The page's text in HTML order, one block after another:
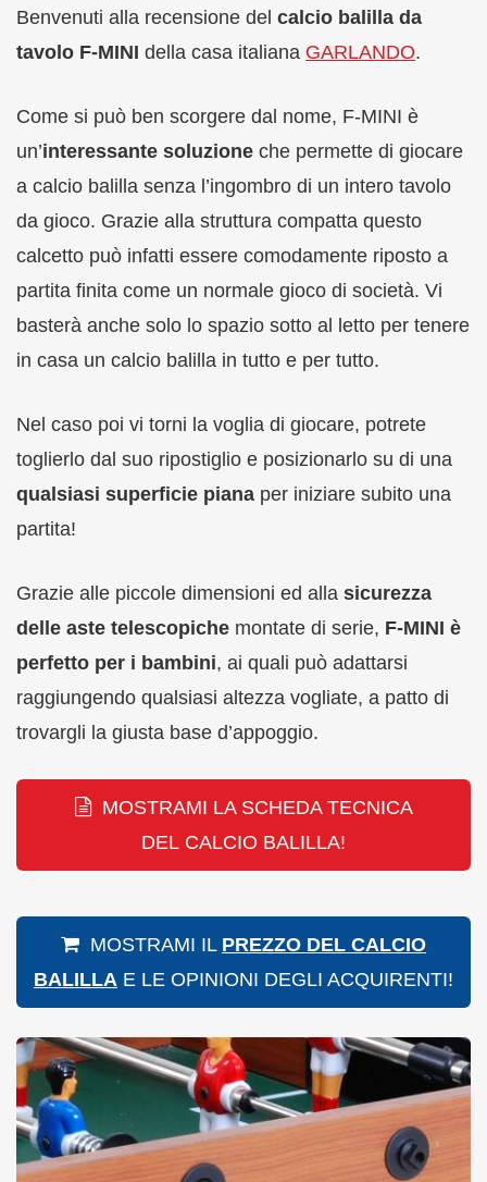
Benvenuti alla recensione del calcio balilla da
tavolo F-MINI della casa italiana GARLANDO.
Come si può ben scorgere dal nome, F-MINI è
un’interessante soluzione che permette di giocare
a calcio balilla senza l’ingombro di un intero tavolo
da gioco. Grazie alla struttura compatta questo
calcetto può infatti essere comodamente riposto a
partita finita come un normale gioco di società. Vi
basterà anche solo lo spazio sotto al letto per tenere
in casa un calcio balilla in tutto e per tutto.
Nel caso poi vi torni la voglia di giocare, potrete
toglierlo dal suo ripostiglio e posizionarlo su di una
qualsiasi superficie piana per iniziare subito una
partita!
Grazie alle piccole dimensioni ed alla sicurezza
delle aste telescopiche montate di serie, F-MINI è
perfetto per i bambini, ai quali può adattarsi
raggiungendo qualsiasi altezza vogliate, a patto di
trovargli la giusta base d’appoggio.
MOSTRAMI LA SCHEDA TECNICA
DEL CALCIO BALILLA!
MOSTRAMI IL PREZZO DEL CALCIO
BALILLA E LE OPINIONI DEGLI ACQUIRENTI!